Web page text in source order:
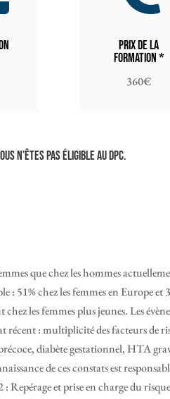
Prix de la
formation *
360€
n’êtes pas éligible au DPC.
que chez les hommes
: 51% chez les femmes en Europe
les femmes plus jeunes. Les
: multiplicité des facteurs de
diabète gestationnel, HTA
de ces constats est
et prise en charge du